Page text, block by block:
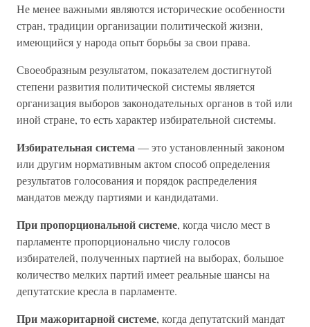
Не менее важными являются исторические особенности
стран, традиции организации политической жизни,
имеющийся у народа опыт борьбы за свои права.
Своеобразным результатом, показателем достигнутой
степени развития политической системы является
организация выборов законодательных органов в той или
иной стране, то есть характер избирательной системы.
Избирательная система— это установленный законом
или другим нормативным актом способ определения
результатов голосования и порядок распределения
мандатов между партиями и кандидатами.
При пропорциональной системе, когда число мест в
парламенте пропорционально числу голосов
избирателей, полученных партией на выборах, большое
количество мелких партий имеет реальные шансы на
депутатские кресла в парламенте.
При мажоритарной системе, когда депутатский мандат